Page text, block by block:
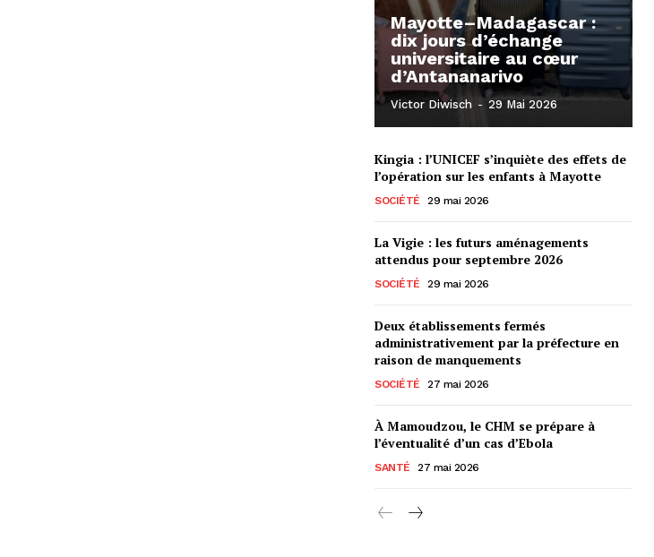
Mayotte–Madagascar :
dix jours d’échange
universitaire au cœur
d’Antananarivo
Victor Diwisch - 29 Mai 2026
Kingia : l’UNICEF s’inquiète des effets de
l’opération sur les enfants à Mayotte
SOCIÉTÉ 29 mai 2026
La Vigie : les futurs aménagements
attendus pour septembre 2026
SOCIÉTÉ 29 mai 2026
Deux établissements fermés
administrativement par la préfecture en
raison de manquements
SOCIÉTÉ 27 mai 2026
À Mamoudzou, le CHM se prépare à
l’éventualité d’un cas d’Ebola
SANTÉ 27 mai 2026